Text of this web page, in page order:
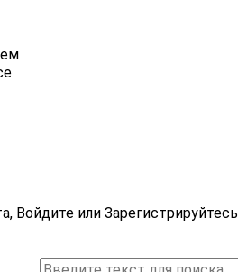
Войдите или Зарегистрируйтесь